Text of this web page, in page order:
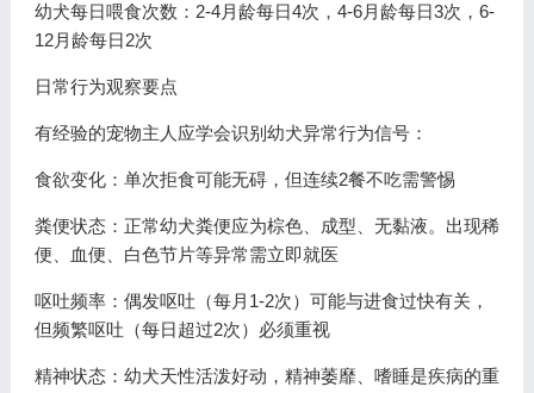
幼犬每日喂食次数：2-4月龄每日4次，4-6月龄每日3次，6-
12月龄每日2次
日常行为观察要点
有经验的宠物主人应学会识别幼犬异常行为信号：
食欲变化：单次拒食可能无碍，但连续2餐不吃需警惕
粪便状态：正常幼犬粪便应为棕色、成型、无黏液。出现稀
便、血便、白色节片等异常需立即就医
呕吐频率：偶发呕吐（每月1-2次）可能与进食过快有关，
但频繁呕吐（每日超过2次）必须重视
精神状态：幼犬天性活泼好动，精神萎靡、嗜睡是疾病的重